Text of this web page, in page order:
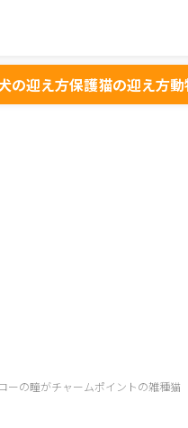
の迎え方保護猫の迎え方
の瞳がチャームポイントの雑種猫「